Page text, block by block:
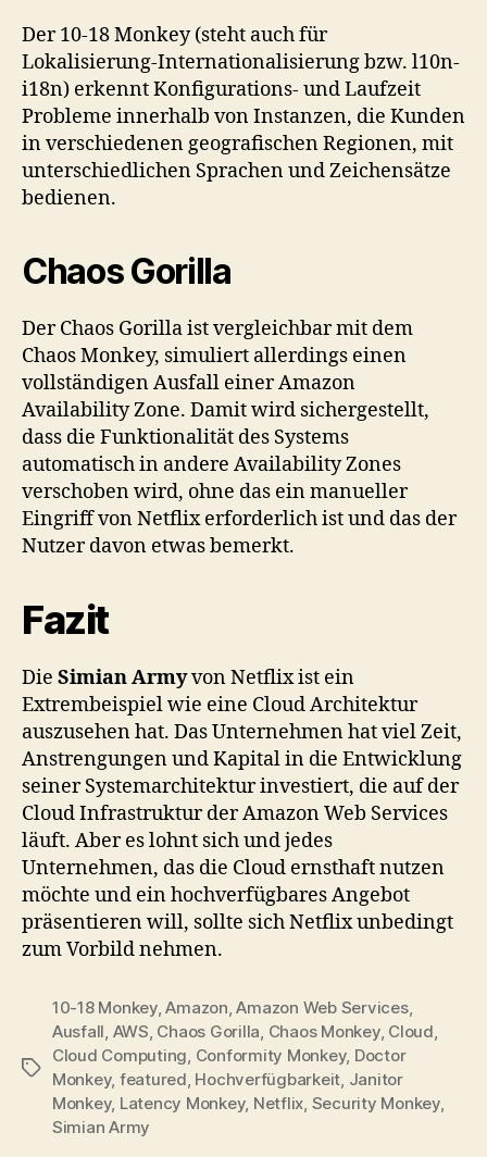
Der 10-18 Monkey (steht auch für
Lokalisierung-Internationalisierung bzw. l10n-
i18n) erkennt Konfigurations- und Laufzeit
Probleme innerhalb von Instanzen, die Kunden
in verschiedenen geografischen Regionen, mit
unterschiedlichen Sprachen und Zeichensätze
bedienen.
Chaos Gorilla
Der Chaos Gorilla ist vergleichbar mit dem
Chaos Monkey, simuliert allerdings einen
vollständigen Ausfall einer Amazon
Availability Zone. Damit wird sichergestellt,
dass die Funktionalität des Systems
automatisch in andere Availability Zones
verschoben wird, ohne das ein manueller
Eingriff von Netflix erforderlich ist und das der
Nutzer davon etwas bemerkt.
Fazit
Die Simian Armyvon Netflix ist ein
Extrembeispiel wie eine Cloud Architektur
auszusehen hat. Das Unternehmen hat viel Zeit,
Anstrengungen und Kapital in die Entwicklung
seiner Systemarchitektur investiert, die auf der
Cloud Infrastruktur der Amazon Web Services
läuft. Aber es lohnt sich und jedes
Unternehmen, das die Cloud ernsthaft nutzen
möchte und ein hochverfügbares Angebot
präsentieren will, sollte sich Netflix unbedingt
zum Vorbild nehmen.
Tags
10-18 Monkey,Amazon,Amazon Web Services,
Ausfall, AWS, Chaos Gorilla, Chaos Monkey, Cloud,
Cloud Computing, Conformity Monkey, Doctor
Monkey, featured, Hochverfügbarkeit, Janitor
Monkey, Latency Monkey, Netflix, Security Monkey,
Simian Army